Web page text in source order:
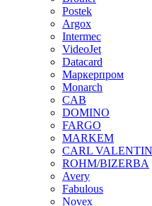
Postek
Argox
Intermec
VideoJet
Datacard
Маркерпром
Monarch
CAB
DOMINO
FARGO
MARKEM
CARL VALENTIN
ROHM/BIZERBA
Avery
Fabulous
Novex